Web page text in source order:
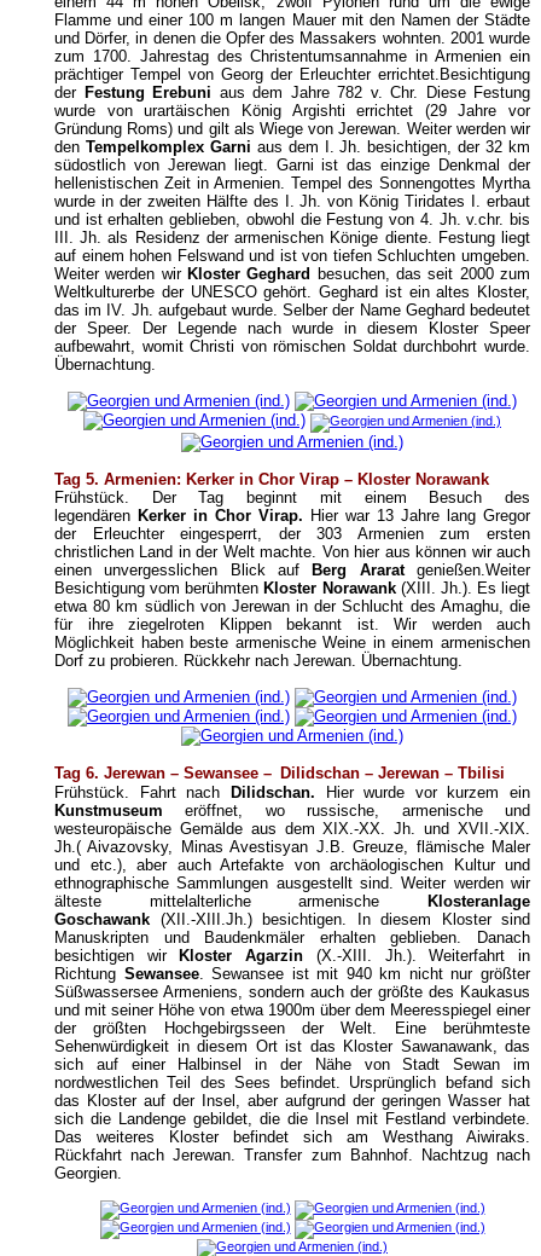
Flamme und einer 100 m langen Mauer mit den Namen der Städte
und Dörfer, in denen die Opfer des Massakers wohnten. 2001 wurde
zum 1700. Jahrestag des Christentumsannahme in Armenien ein
prächtiger Tempel von Georg der Erleuchter errichtet.Besichtigung
der Festung Erebuni aus dem Jahre 782 v. Chr. Diese Festung
wurde von urartäischen König Argishti errichtet (29 Jahre vor
Gründung Roms) und gilt als Wiege von Jerewan. Weiter werden wir
den Tempelkomplex Garni aus dem I. Jh. besichtigen, der 32 km
südostlich von Jerewan liegt. Garni ist das einzige Denkmal der
hellenistischen Zeit in Armenien. Tempel des Sonnengottes Myrtha
wurde in der zweiten Hälfte des I. Jh. von König Tiridates I. erbaut
und ist erhalten geblieben, obwohl die Festung von 4. Jh. v.chr. bis
III. Jh. als Residenz der armenischen Könige diente. Festung liegt
auf einem hohen Felswand und ist von tiefen Schluchten umgeben.
Weiter werden wirKloster Geghard
besuchen, das seit 2000 zum
Weltkulturerbe der UNESCO gehört. Geghard ist ein altes Kloster,
das im IV. Jh. aufgebaut wurde. Selber der Name Geghard bedeutet
der Speer. Der Legende nach wurde in diesem Kloster Speer
aufbewahrt, womit Christi von römischen Soldat durchbohrt wurde.
Übernachtung.
Tag 5. Armenien: Kerker in Chor Virap – Kloster Norawank
Frühstück. Der Tag beginnt mit einem Besuch des
legendären Kerker in Chor Virap. Hier war 13 Jahre lang Gregor
der Erleuchter eingesperrt, der 303 Armenien zum ersten
christlichen Land in der Welt machte. Von hier aus können wir auch
einen unvergesslichen Blick auf
Berg Araratgenießen.Weiter
Besichtigung vom berühmten Kloster Norawank(XIII. Jh.). Es liegt
etwa 80 km südlich von Jerewan in der Schlucht des Amaghu, die
für ihre ziegelroten Klippen bekannt ist. Wir werden auch
Möglichkeit haben beste armenische Weine in einem armenischen
Dorf zu probieren. Rückkehr nach Jerewan. Übernachtung.
Tag 6. Jerewan – Sewansee – Dilidschan – Jerewan – Tbilisi
Frühstück. Fahrt nach
Dilidschan.
Hier wurde vor kurzem ein
Kunstmuseum eröffnet, wo russische, armenische und
westeuropäische Gemälde aus dem XIX.-XX. Jh. und XVII.-XIX.
Jh.( Aivazovsky, Minas Avestisyan J.B. Greuze, flämische Maler
und etc.), aber auch Artefakte von archäologischen Kultur und
ethnographische Sammlungen ausgestellt sind. Weiter werden wir
älteste mittelalterliche armenische
Klosteranlage
Goschawank (XII.-XIII.Jh.) besichtigen. In diesem Kloster sind
Manuskripten und Baudenkmäler erhalten geblieben. Danach
besichtigen wir
Kloster Agarzin (X.-XIII. Jh.). Weiterfahrt in
Richtung Sewansee. Sewansee ist mit 940 km nicht nur größter
Süßwassersee Armeniens, sondern auch der größte des Kaukasus
und mit seiner Höhe von etwa 1900m über dem Meeresspiegel einer
der größten Hochgebirgsseen der Welt. Eine berühmteste
Sehenwürdigkeit in diesem Ort ist das Kloster Sawanawank, das
sich auf einer Halbinsel in der Nähe von Stadt Sewan im
nordwestlichen Teil des Sees befindet. Ursprünglich befand sich
das Kloster auf der Insel, aber aufgrund der geringen Wasser hat
sich die Landenge gebildet, die die Insel mit Festland verbindete.
Das weiteres Kloster befindet sich am Westhang Aiwiraks.
Rückfahrt nach Jerewan. Transfer zum Bahnhof. Nachtzug nach
Georgien.